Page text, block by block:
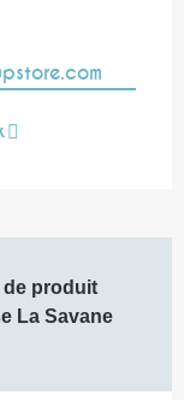
de produit
La Savane